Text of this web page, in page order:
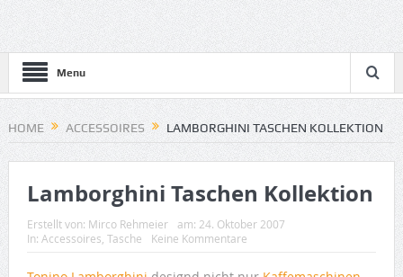
Menu
HOME ACCESSOIRES LAMBORGHINI TASCHEN KOLLEKTION
Lamborghini Taschen Kollektion
Erstellt von: Mirco Rehmeier am: 24. Oktober 2007
In: Accessoires Tasche Keine Kommentare